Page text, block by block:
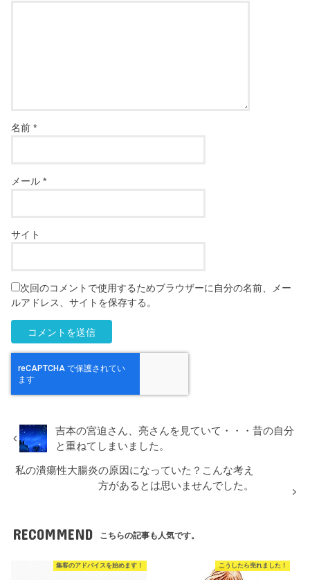
名前*
メール*
サイト
次回のコメントで使用するためブラウザーに自分の名前、メー
ルアドレス、サイトを保存する。
吉本の宮迫さん、亮さんを見ていて・・・昔の自分
と重ねてしまいました。
私の潰瘍性大腸炎の原因になっていた？こんな考え
方があるとは思いませんでした。
RECOMMEND こちらの記事も人気です。
集客のアドバイスを始めます！ こうしたら売れました！